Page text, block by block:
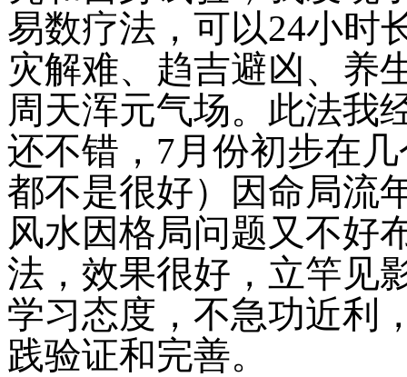
易数疗法，可以24小时
灾解难、趋吉避凶、养
周天浑元气场。此法我
还不错， 7月份初步在
都不是很好）因命局流
风水因格局问题又不好
法，效果很好， 立竿见
学习态度，不急功近利
践验证和完善。